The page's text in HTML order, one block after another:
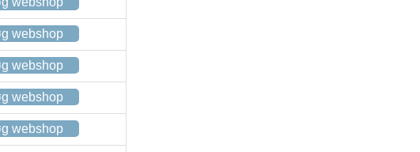
webshop
webshop
webshop
webshop